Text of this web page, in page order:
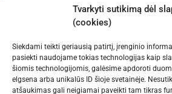
Tvarkyti sutikimą dėl
(cookies)
Siekdami teikti geriausią patirtį, įrenginio
pasiekti naudojame tokias technologijas kaip
šiomis technologijomis, galėsime apdoroti
elgsena arba unikalūs ID šioje svetainėje.
atšaukimas gali neigiamai paveikti tam tikras
PRIEMONĖS IR ĮRANGA
ĮMONĖ